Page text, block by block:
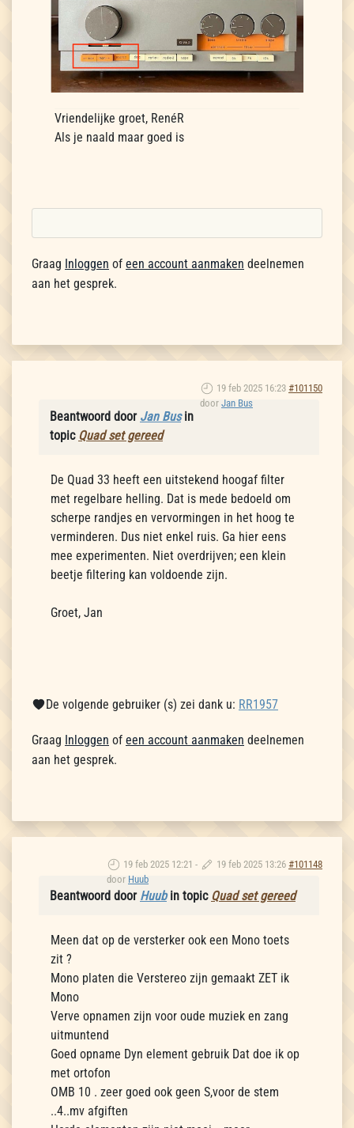
Vriendelijke groet, RenéR
Als je naald maar goed is
Graag Inloggen of een account aanmaken deelnemen
aan het gesprek.
19 feb 2025 16:23 #101150
door Jan Bus
Beantwoord door Jan Busin
topic Quad set gereed
De Quad 33 heeft een uitstekend hoogaf filter
met regelbare helling. Dat is mede bedoeld om
scherpe randjes en vervormingen in het hoog te
verminderen. Dus niet enkel ruis. Ga hier eens
mee experimenten. Niet overdrijven; een klein
beetje filtering kan voldoende zijn.
Groet, Jan
De volgende gebruiker (s) zei dank u: RR1957
Graag Inloggen of een account aanmaken deelnemen
aan het gesprek.
19 feb 2025 12:21 - 19 feb 2025 13:26 #101148
door Huub
Beantwoord door Huubin topic Quad set gereed
Meen dat op de versterker ook een Mono toets
zit ?
Mono platen die Verstereo zijn gemaakt ZET ik
Mono
Verve opnamen zijn voor oude muziek en zang
uitmuntend
Goed opname Dyn element gebruik Dat doe ik op
met ortofon
OMB 10 . zeer goed ook geen S,voor de stem
..4..mv afgiften